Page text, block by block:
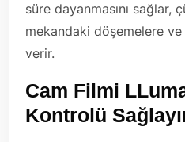
süre dayanmasını sağlar,
mekandaki döşemelere
verir.
Cam Filmi
Kontrolü